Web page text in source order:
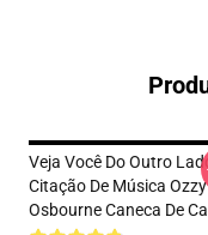
Veja Você Do Outro
Citação De Música Ozzy
Osbourne Caneca De